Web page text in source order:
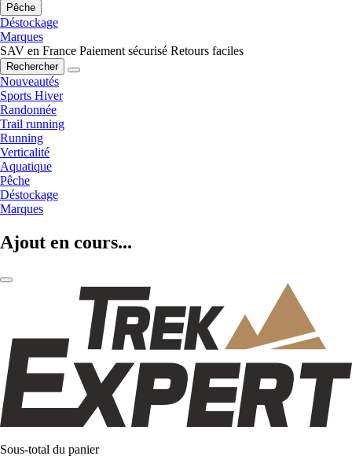
Pêche
Déstockage
Marques
SAV en France Paiement sécurisé Retours faciles
Rechercher
Nouveautés
Sports Hiver
Randonnée
Trail running
Running
Verticalité
Aquatique
Pêche
Déstockage
Marques
Ajout en cours...
Sous-total du panier